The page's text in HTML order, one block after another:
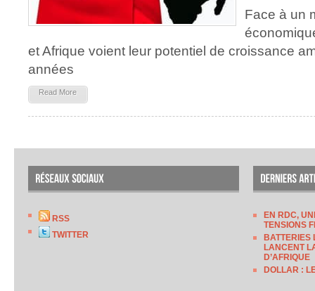
Face à un
et Afrique voient leur potentiel de croissance
années
Read More
RSS
TWITTER
EN RDC,
TENSIONS
BATTERIES
LANCENT
D’AFRIQUE
DOLLAR :